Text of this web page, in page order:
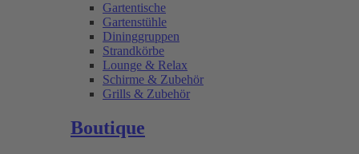
Gartentische
Gartenstühle
Dininggruppen
Strandkörbe
Lounge & Relax
Schirme & Zubehör
Grills & Zubehör
Boutique